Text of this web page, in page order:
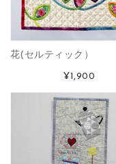
花(セルティック）
¥1,900